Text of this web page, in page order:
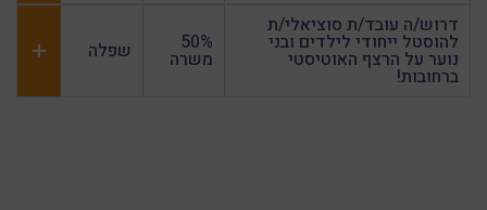
דרוש/ה עובד/ת סוציאלי/ת
להוסטל ייחודי לילדים ובני
נוער על הרצף האוטיסטי
ברחובות!
50%
משרה שפלה